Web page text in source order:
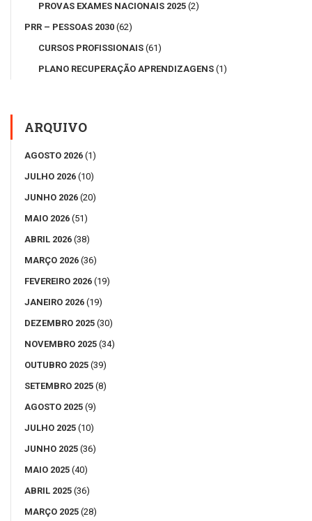
PROVAS EXAMES NACIONAIS 2025 (2)
PRR – PESSOAS 2030 (62)
CURSOS PROFISSIONAIS (61)
PLANO RECUPERAÇÃO APRENDIZAGENS (1)
ARQUIVO
AGOSTO 2026 (1)
JULHO 2026 (10)
JUNHO 2026 (20)
MAIO 2026 (51)
ABRIL 2026 (38)
MARÇO 2026 (36)
FEVEREIRO 2026 (19)
JANEIRO 2026 (19)
DEZEMBRO 2025 (30)
NOVEMBRO 2025 (34)
OUTUBRO 2025 (39)
SETEMBRO 2025 (8)
AGOSTO 2025 (9)
JULHO 2025 (10)
JUNHO 2025 (36)
MAIO 2025 (40)
ABRIL 2025 (36)
MARÇO 2025 (28)